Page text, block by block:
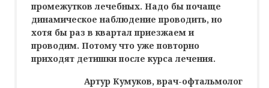
промежутков лечебных. Надо бы почаще
динамическое наблюдение проводить, но
хотя бы раз в квартал приезжаем и
проводим. Потому что уже повторно
приходят детишки после курса лечения.
Артур Кумуков, врач-офтальмолог